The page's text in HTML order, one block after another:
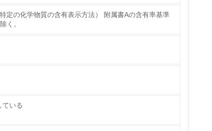
を立てている
定の化学物質の含有表示方法） 附属書Aの含有率基準
く。
ている